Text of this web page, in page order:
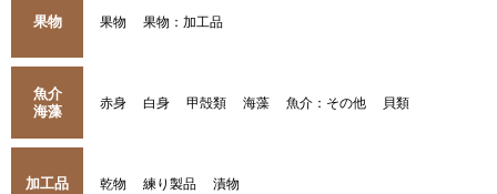
果物 果物 果物：加工品
魚介
海藻
赤身 白身 甲殻類 海藻 魚介：その他 貝類
加工品 乾物 練り製品 漬物